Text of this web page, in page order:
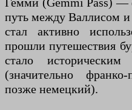
путь между Валлисом
стал активно
прошли путешествия
стало историческим
(значительно франко-
позже немецкий).